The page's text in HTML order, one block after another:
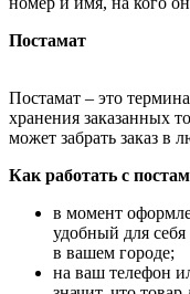
Постамат
Постамат – это
хранения заказанных
может забрать заказ в
Как работать с
в момент
удобный для себя
в вашем городе;
на ваш телефон